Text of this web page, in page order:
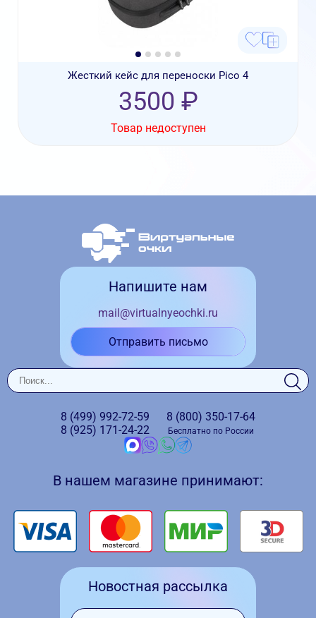
Жесткий кейс для переноски Pico 4
3500 ₽
Товар недоступен
Напишите нам
mail@virtualnyeochki.ru
Отправить письмо
8 (499) 992-72-59
8 (925) 171-24-22
8 (800) 350-17-64
Бесплатно по России
В нашем магазине принимают:
Новостная рассылка